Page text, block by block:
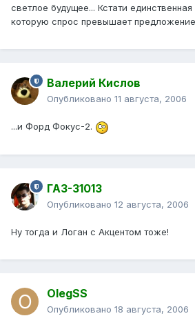
светлое будущее... Кстати
которую спрос превышает
Валерий Кислов
Опубликовано 11 августа, 2006
...и Форд Фокус-2.
ГАЗ-31013
Опубликовано 12 августа, 2006
Ну тогда и Логан с Акцентом тоже!
OlegSS
Опубликовано 18 августа, 2006